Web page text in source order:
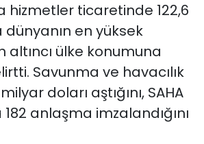
hizmetler ticaretinde 122,6
en yüksek
altıncı ülke konumuna
Savunma ve havacılık
doları aştığını, SAHA
anlaşma imzalandığını